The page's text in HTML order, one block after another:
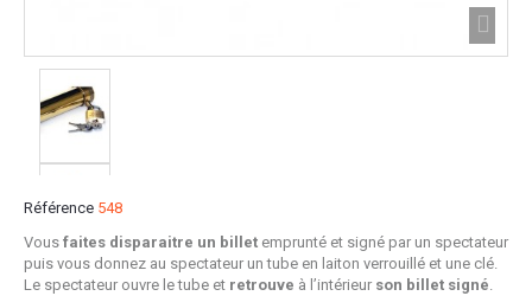
Référence 548
Vous faites disparaitre un billet emprunté et signé par un spectateur
puis vous donnez au spectateur un tube en laiton verrouillé et une clé.
Le spectateur ouvre le tube et retrouve à l’intérieur son billet signé.